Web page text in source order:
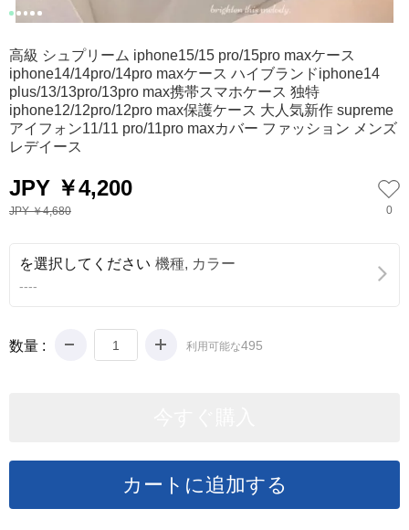
高級 シュプリーム iphone15/15 pro/15pro maxケース
iphone14/14pro/14pro maxケース ハイブランドiphone14
plus/13/13pro/13pro max携帯スマホケース 独特
iphone12/12pro/12pro max保護ケース 大人気新作 supreme
アイフォン11/11 pro/11pro maxカバー ファッション メンズ
レデイース
JPY ￥4,200
JPY ￥4,680 0
を選択してください 機種, カラー
----
数量 : 利用可能な495